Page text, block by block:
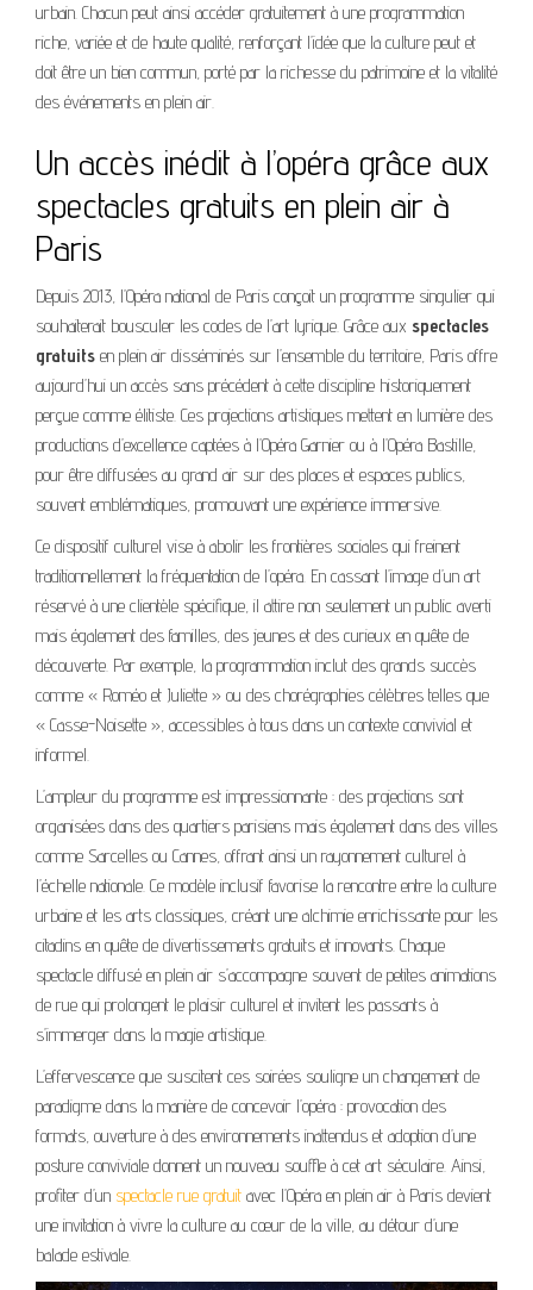
urbain. Chacun peut ainsi accéder gratuitement à une programmation
riche, variée et de haute qualité, renforçant l’idée que la culture peut et
doit être un bien commun, porté par la richesse du patrimoine et la vitalité
des événements en plein air.
Un accès inédit à l’opéra grâce aux
spectacles gratuits en plein air à
Paris
Depuis 2013, l’Opéra national de Paris conçoit un programme singulier qui
souhaiterait bousculer les codes de l’art lyrique. Grâce aux spectacles
gratuits en plein air disséminés sur l’ensemble du territoire, Paris offre
aujourd’hui un accès sans précédent à cette discipline historiquement
perçue comme élitiste. Ces projections artistiques mettent en lumière des
productions d’excellence captées à l’Opéra Garnier ou à l’Opéra Bastille,
pour être diffusées au grand air sur des places et espaces publics,
souvent emblématiques, promouvant une expérience immersive.
Ce dispositif culturel vise à abolir les frontières sociales qui freinent
traditionnellement la fréquentation de l’opéra. En cassant l’image d’un art
réservé à une clientèle spécifique, il attire non seulement un public averti
mais également des familles, des jeunes et des curieux en quête de
découverte. Par exemple, la programmation inclut des grands succès
comme « Roméo et Juliette » ou des chorégraphies célèbres telles que
« Casse-Noisette », accessibles à tous dans un contexte convivial et
informel.
L’ampleur du programme est impressionnante : des projections sont
organisées dans des quartiers parisiens mais également dans des villes
comme Sarcelles ou Cannes, offrant ainsi un rayonnement culturel à
l’échelle nationale. Ce modèle inclusif favorise la rencontre entre la culture
urbaine et les arts classiques, créant une alchimie enrichissante pour les
citadins en quête de divertissements gratuits et innovants. Chaque
spectacle diffusé en plein air s’accompagne souvent de petites animations
de rue qui prolongent le plaisir culturel et invitent les passants à
s’immerger dans la magie artistique.
L’effervescence que suscitent ces soirées souligne un changement de
paradigme dans la manière de concevoir l’opéra : provocation des
formats, ouverture à des environnements inattendus et adoption d’une
posture conviviale donnent un nouveau souffle à cet art séculaire. Ainsi,
profiter d’un spectacle rue gratuit avec l’Opéra en plein air à Paris devient
une invitation à vivre la culture au cœur de la ville, au détour d’une
balade estivale.